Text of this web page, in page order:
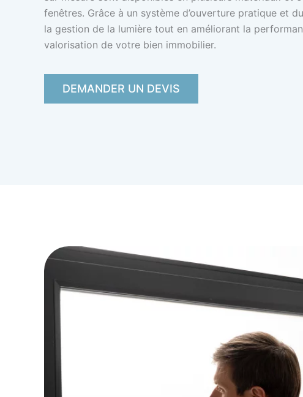
fenêtres. Grâce à un système d’ouverture pratique et
la gestion de la lumière tout en améliorant la
valorisation de votre bien immobilier.
DEMANDER UN DEVIS